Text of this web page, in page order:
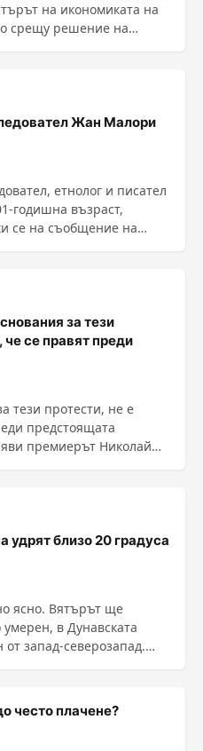
на икономиката на
срещу решение на
Жан Малори
етнолог и писател
годишна възраст,
се на съобщение на
за тези
че се правят преди
тези протести, не е
предстоящата
премиерът Николай
удрят близо 20 градуса
ясно. Вятърът ще
в Дунавската
запад-северозапад.
често плачене?